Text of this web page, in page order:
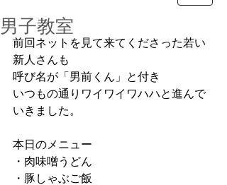
男子教室
前回ネットを見て来てくださった若い
新人さんも
呼び名が「男前くん」と付き
いつもの通りワイワイワハハと進んで
いきました。
本日のメニュー
・肉味噌うどん
・豚しゃぶご飯